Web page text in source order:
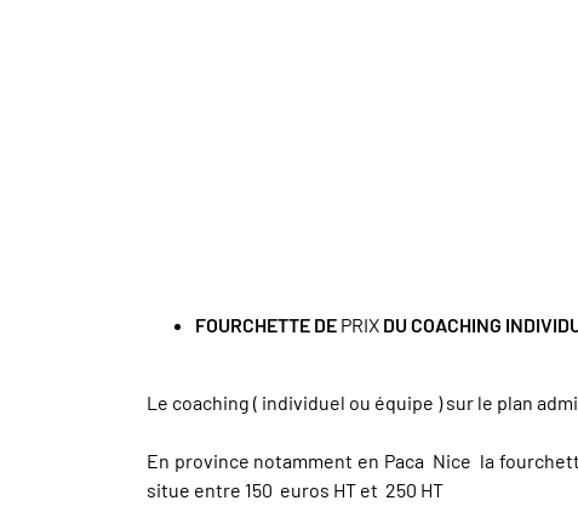
FOURCHETTE DE PRIX DU COACHING
Le coaching ( individuel ou équipe ) sur le plan
En province notamment en Paca Nice la
situe entre 150 euros HT et 250 HT